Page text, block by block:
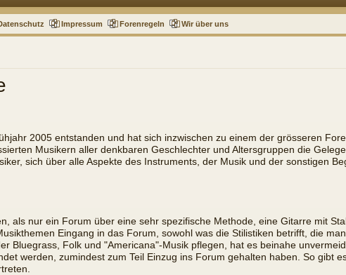
Impressum Forenregeln Wir über uns
2005 entstanden und hat sich inzwischen zu einem der grösseren
Musikern aller denkbaren Geschlechter und Altersgruppen die
sich über alle Aspekte des Instruments, der Musik und der sonstigen
als nur ein Forum über eine sehr spezifische Methode, eine Gitarre mit
Eingang in das Forum, sowohl was die Stilistiken betrifft, die
Bluegrass, Folk und "Americana"-Musik pflegen, hat es beinahe
werden, zumindest zum Teil Einzug ins Forum gehalten haben. So gibt